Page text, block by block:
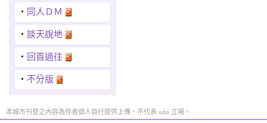
‧ 同人ＤＭ
‧ 談天說地
‧ 回首過往
‧ 不分版
本城市刊登之內容為作者個人自行提供上傳，不代表 udn 立場。